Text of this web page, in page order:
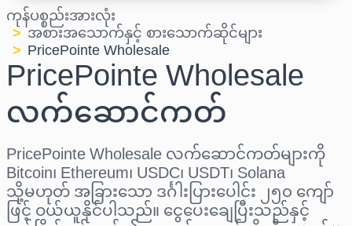
ကုန်ပစ္စည်းအားလုံး
အစားအသောက်နှင့် စားသောက်ဆိုင်များ
PricePointe Wholesale
PricePointe Wholesale
လက်ဆောင်ကတ်
PricePointe Wholesale လက်ဆောင်ကတ်များကို
Bitcoin၊ Ethereum၊ USDC၊ USDT၊ Solana
သို့မဟုတ် အခြားသော ဒင်္ဂါးပြားပေါင်း ၂၅၀ ကျော်
ဖြင့် ဝယ်ယူနိုင်ပါသည်။ ငွေပေးချေပြီးသည်နှင့်